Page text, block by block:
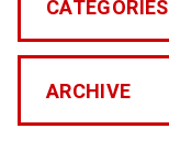
CATEGORIES
ARCHIVE